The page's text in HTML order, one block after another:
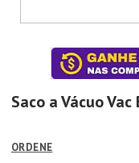
Saco a Vácuo
ORDENE
7º
Copo
Aparelho
Lixeira
10º Panela Pressão